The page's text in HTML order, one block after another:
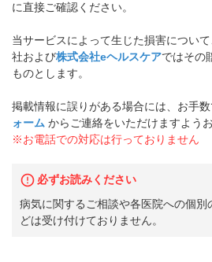
に直接ご確認ください。
当サービスによって生じた損害につい
社および株式会社eヘルスケアではその
ものとします。
掲載情報に誤りがある場合には、お手数
ォーム からご連絡をいただけますよう
※お電話での対応は行っておりません
必ずお読みください
病気に関するご相談や各医院への個別
どは受け付けておりません。